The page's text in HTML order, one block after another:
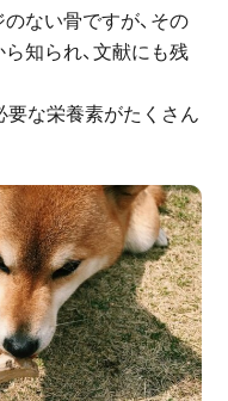
ない骨ですが、その
知られ、文献にも残
要な栄養素がたくさん